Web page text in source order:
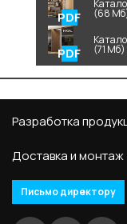
(68
(71 Мб)
Разработка
Доставка и монтаж
Письмо директору